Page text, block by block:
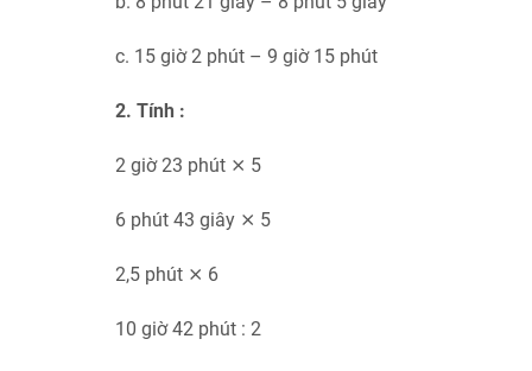
c. 15 giờ 2 phút – 9 giờ 15 phút
2. Tính :
2 giờ 23 phút ⨯ 5
6 phút 43 giây ⨯ 5
2,5 phút ⨯ 6
10 giờ 42 phút : 2